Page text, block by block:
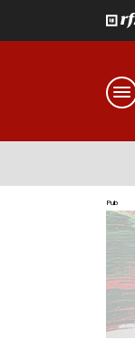
Pub